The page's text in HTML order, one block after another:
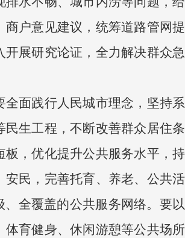
户意见建议，统筹道路管网提
展研究论证，全力解决群众急
面践行人民城市理念，坚持系
生工程，不断改善群众居住条
，优化提升公共服务水平，持
民，完善托育、养老、公共活
全覆盖的公共服务网络。要以
育健身、休闲游憩等公共场所